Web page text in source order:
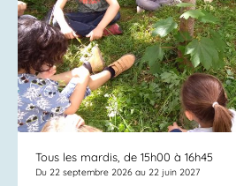
Tous les mardis, de 15h00 à 16h45
Du 22 septembre 2026 au 22 juin 2027